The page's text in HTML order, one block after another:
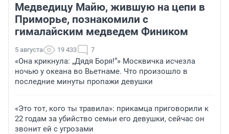
Медведицу Майю, жившую на цепи в
Приморье, познакомили с
гималайским медведем Фиником
5 августа 19 433 7
«Она крикнула: „Дядя Боря!“» Москвичка исчезла
ночью у океана во Вьетнаме. Что произошло в
последние минуты пропажи девушки
«Это тот, кого ты травила»: прикамца приговорили к
22 годам за убийство семьи его девушки, сейчас он
звонит ей с угрозами